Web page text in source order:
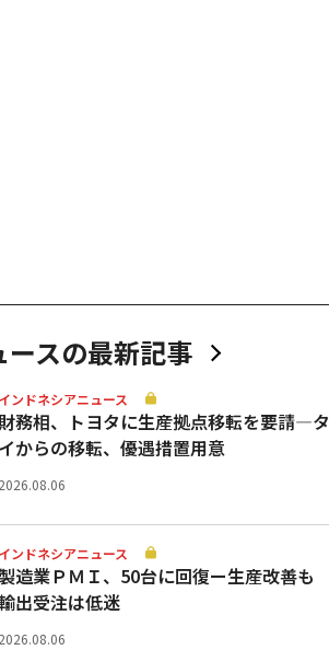
スの最新記事
インドネシアニュース
財務相、トヨタに生産拠点移転を要請—タ
イからの移転、優遇措置用意
2026.08.06
インドネシアニュース
製造業ＰＭＩ、50台に回復ー生産改善も
出受注は低迷
2026.08.06